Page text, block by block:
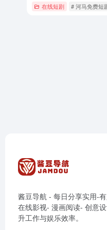
在线短剧 # 河马免费短
酱豆导航 - 每日分享实用-
在线影视- 漫画阅读- 创意
升工作与娱乐效率。